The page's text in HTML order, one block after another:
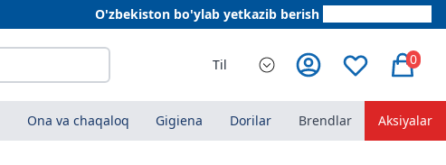
O'zbekiston bo'ylab yetkazib berish
Til 0
Ona va chaqaloq Gigiena Dorilar Brendlar Aksiyalar